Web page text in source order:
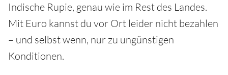
Indische Rupie, genau wie im Rest des Landes.
Mit Euro kannst du vor Ort leider nicht bezahlen
– und selbst wenn, nur zu ungünstigen
Konditionen.